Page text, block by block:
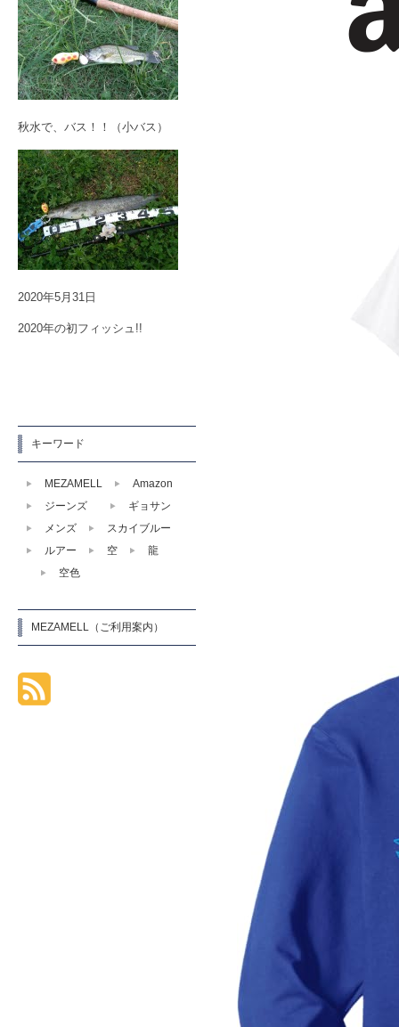
秋水で、バス！！（小バス）
2020年5月31日
2020年の初フィッシュ!!
キーワード
MEZAMELL
Amazon
ジーンズ
ギョサン
メンズ
スカイブルー
ルアー
空
龍
空色
MEZAMELL（ご利用案内）